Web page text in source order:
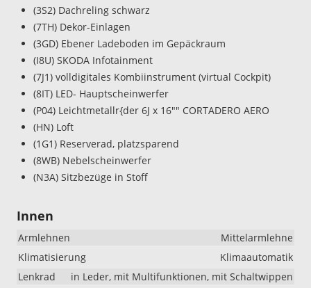
(3S2) Dachreling schwarz
(7TH) Dekor-Einlagen
(3GD) Ebener Ladeboden im Gepäckraum
(I8U) SKODA Infotainment
(7J1) volldigitales Kombiinstrument (virtual Cockpit)
(8IT) LED- Hauptscheinwerfer
(P04) Leichtmetallr{der 6J x 16"" CORTADERO AERO
(HN) Loft
(1G1) Reserverad, platzsparend
(8WB) Nebelscheinwerfer
(N3A) Sitzbezüge in Stoff
Innen
Armlehnen
Mittelarmlehne
Klimatisierung
Klimaautomatik
Lenkrad
in Leder, mit Multifunktionen, mit Schaltwippen